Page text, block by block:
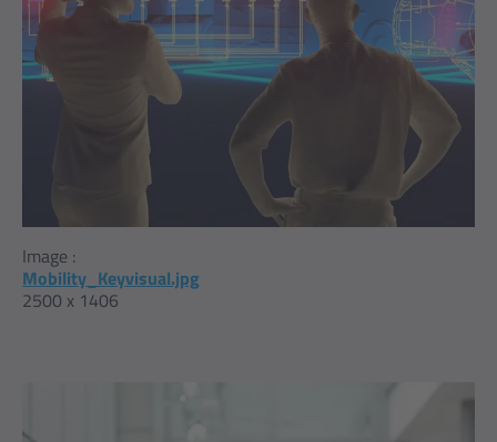
Image :
Mobility_Keyvisual.jpg
2500 x 1406